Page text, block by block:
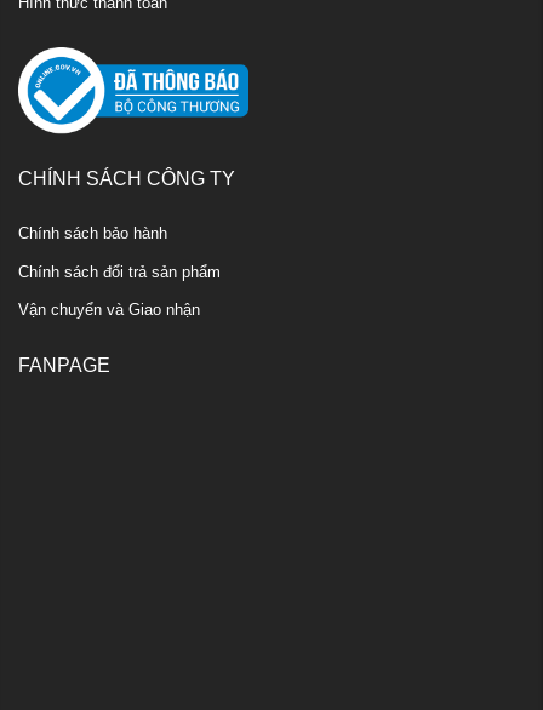
Hình thức thanh toán
CHÍNH SÁCH CÔNG TY
Chính sách bảo hành
Chính sách đổi trả sản phẩm
Vận chuyển và Giao nhận
FANPAGE